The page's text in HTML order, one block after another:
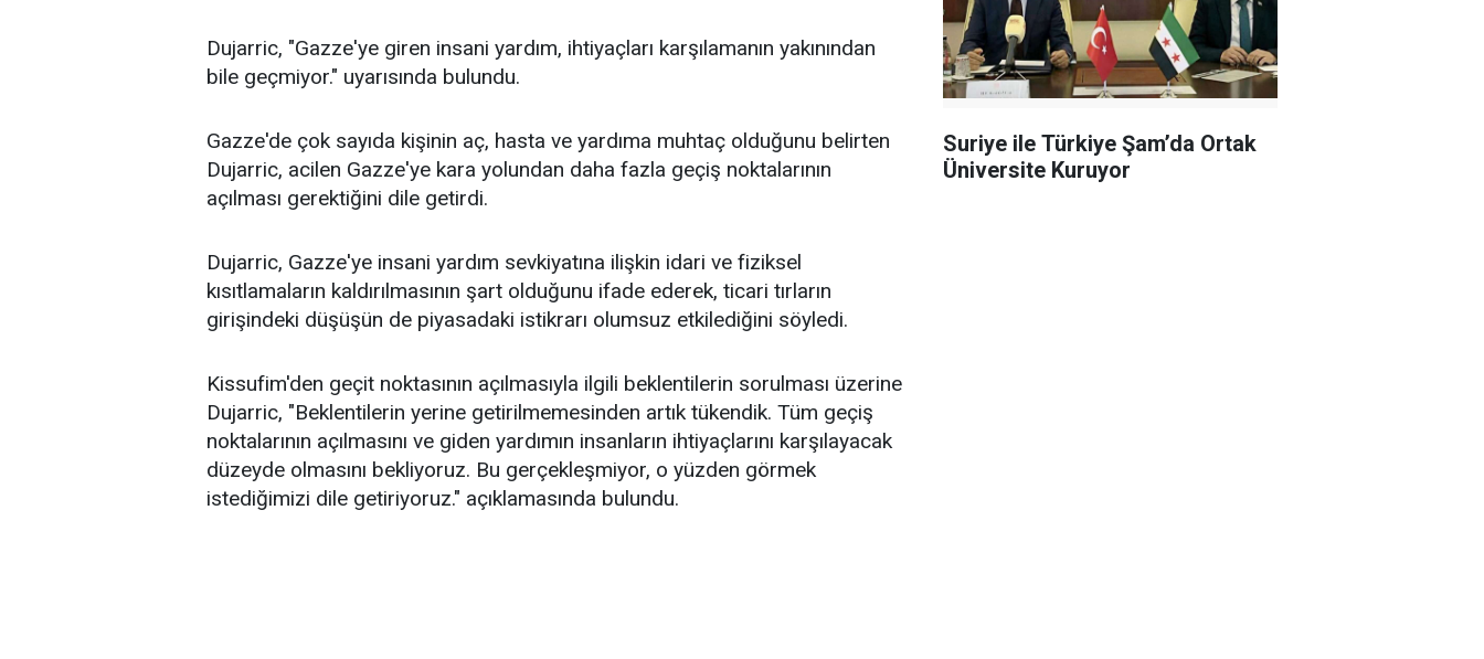
Dujarric, "Gazze'ye giren insani yardım, ihtiyaçları karşılamanın yakınından
bile geçmiyor." uyarısında bulundu.
Gazze'de çok sayıda kişinin aç, hasta ve yardıma muhtaç olduğunu belirten
Dujarric, acilen Gazze'ye kara yolundan daha fazla geçiş noktalarının
açılması gerektiğini dile getirdi.
Dujarric, Gazze'ye insani yardım sevkiyatına ilişkin idari ve fiziksel
kısıtlamaların kaldırılmasının şart olduğunu ifade ederek, ticari tırların
girişindeki düşüşün de piyasadaki istikrarı olumsuz etkilediğini söyledi.
Kissufim'den geçit noktasının açılmasıyla ilgili beklentilerin sorulması üzerine
Dujarric, "Beklentilerin yerine getirilmemesinden artık tükendik. Tüm geçiş
noktalarının açılmasını ve giden yardımın insanların ihtiyaçlarını karşılayacak
düzeyde olmasını bekliyoruz. Bu gerçekleşmiyor, o yüzden görmek
istediğimizi dile getiriyoruz." açıklamasında bulundu.
Suriye ile Türkiye Şam’da Ortak
Üniversite Kuruyor